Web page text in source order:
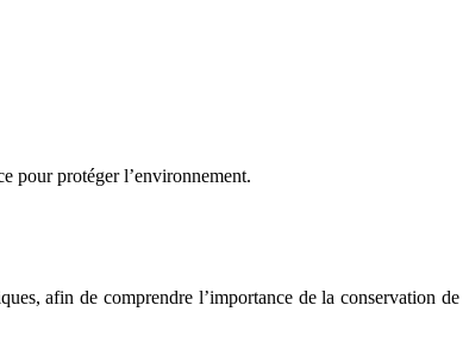
pour protéger l’environnement.
afin de comprendre l’importance de la conservation de